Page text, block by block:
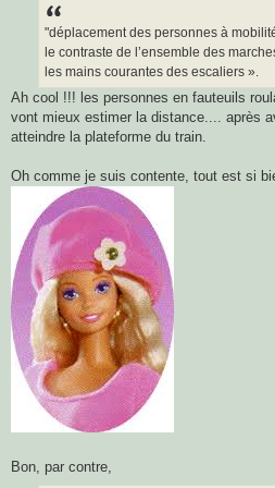
"déplacement des personnes à
le contraste de l’ensemble des
les mains courantes des escaliers ».
Ah cool !!! les personnes en fauteuils
vont mieux estimer la distance.... après
atteindre la plateforme du train.
Oh comme je suis contente, tout est si
Bon, par contre,